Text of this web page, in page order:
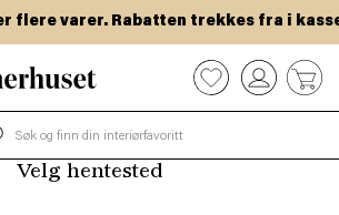
flere varer. Rabatten trekkes fra i
0
Velg hentested